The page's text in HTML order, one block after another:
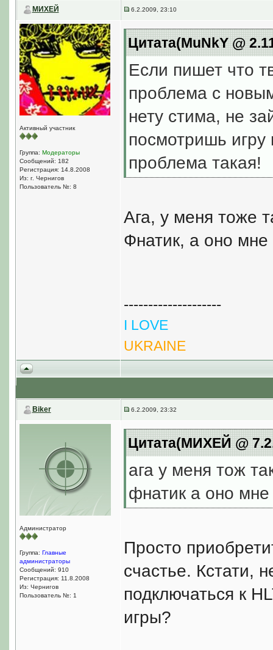
МИХЕЙ 6.2.2009, 23:10
Активный участник
Группа: Модераторы
Сообщений: 182
Регистрация: 14.8.2008
Из: г. Чернигов
Пользователь №: 8
Цитата(MuNkY @
Если пишет что
проблема с
нету стима, не
посмотришь
проблема такая!
Ага, у меня тоже
Фнатик, а оно
--------------------
I LOVE
UKRAINE
Biker 6.2.2009, 23:32
Администратор
Группа: Главные
администраторы
Сообщений: 910
Регистрация: 11.8.2008
Из: Чернигов
Пользователь №: 1
Цитата(МИХЕЙ @
ага у меня тож
фнатик а оно
Просто
счастье. Кстати,
подключаться к
игры?